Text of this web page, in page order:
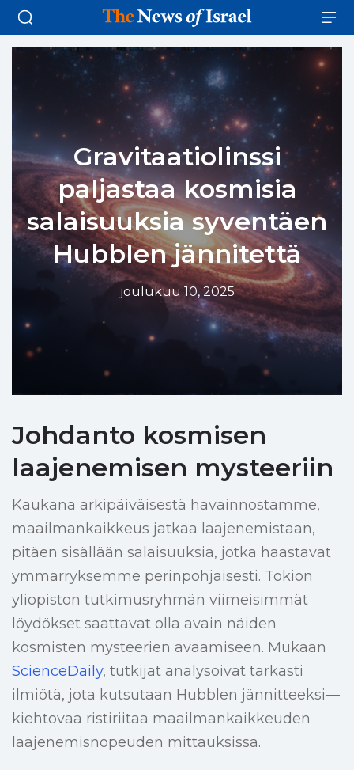
Gravitaatiolinssi
paljastaa kosmisia
salaisuuksia syventäen
Hubblen jännitettä
joulukuu 10, 2025
Johdanto kosmisen
laajenemisen mysteeriin
Kaukana arkipäiväisestä havainnostamme,
maailmankaikkeus jatkaa laajenemistaan,
pitäen sisällään salaisuuksia, jotka haastavat
ymmärryksemme perinpohjaisesti. Tokion
yliopiston tutkimusryhmän viimeisimmät
löydökset saattavat olla avain näiden
kosmisten mysteerien avaamiseen. Mukaan
ScienceDaily, tutkijat analysoivat tarkasti
ilmiötä, jota kutsutaan Hubblen jännitteeksi—
kiehtovaa ristiriitaa maailmankaikkeuden
laajenemisnopeuden mittauksissa.